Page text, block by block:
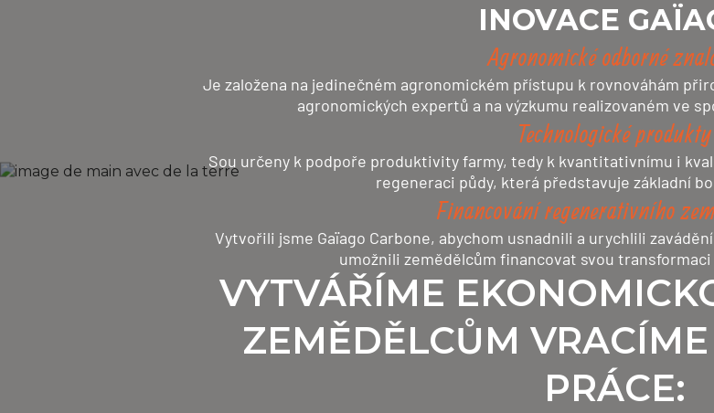
INOVACE
Agronomické odborné
Je založena na jedinečném agronomickém přístupu k rovnováhám
agronomických expertů a na výzkumu realizovaném ve
Technologické produkty
Sou určeny k podpoře produktivity farmy, tedy k kvantitativnímu i
regeneraci půdy, která představuje základní
Financování regenerativního
Vytvořili jsme Gaïago Carbone, abychom usnadnili a urychlili
umožnili zemědělcům financovat svou transformaci
VYTVÁŘÍME
ZEMĚDĚLCŮM
PRÁCE: